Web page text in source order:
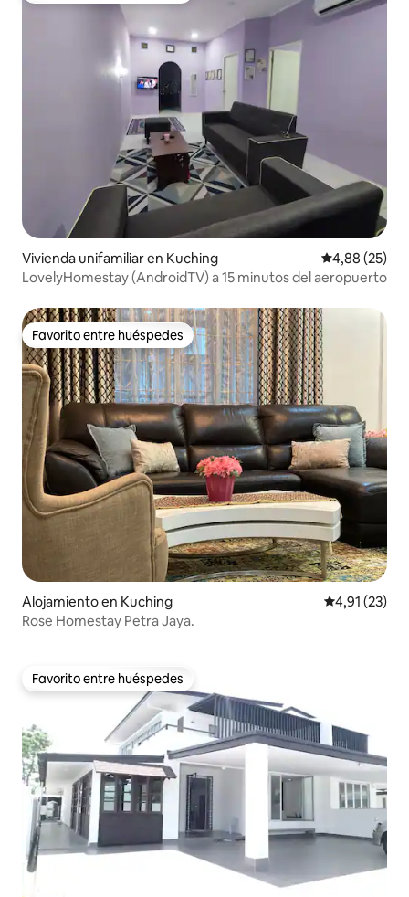
Vivienda unifamiliar en Kuching Calificación
4,88 (25)
LovelyHomestay (AndroidTV) a 15 minutos del aeropuerto
Favorito entre huéspedes
Favorito entre huéspedes
Alojamiento en Kuching Calificación
4,91 (23)
Rose Homestay Petra Jaya.
Favorito entre huéspedes
Favorito entre huéspedes